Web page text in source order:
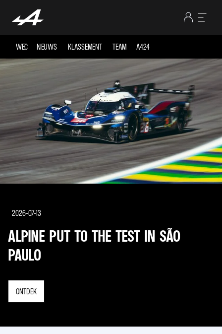
WEC NIEUWS KLASSEMENT TEAM A424
2026-07-13
ALPINE PUT TO THE TEST IN SÃO
PAULO
ONTDEK